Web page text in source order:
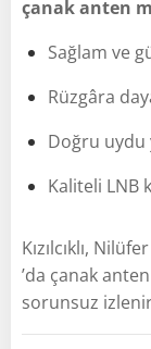
çanak anten
Sağlam ve
Rüzgâra
Doğru uydu
Kaliteli LNB
Kızılcıklı, Nilüfer
’da çanak
sorunsuz